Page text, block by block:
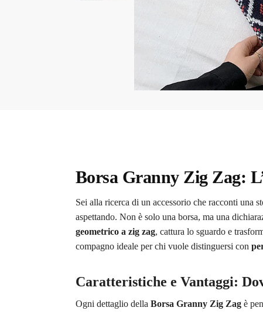
Borsa Granny Zig Zag:
Sei alla ricerca di un accessorio che racconti una
aspettando. Non è solo una borsa, ma una
geometrico a zig zag, cattura lo sguardo e
compagno ideale per chi vuole distinguersi con
Caratteristiche e Vantaggi:
Ogni dettaglio della Borsa Granny Zig Zagè